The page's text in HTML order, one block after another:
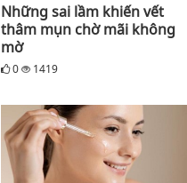
Những sai lầm khiến vết
thâm mụn chờ mãi không
mờ
0 1419